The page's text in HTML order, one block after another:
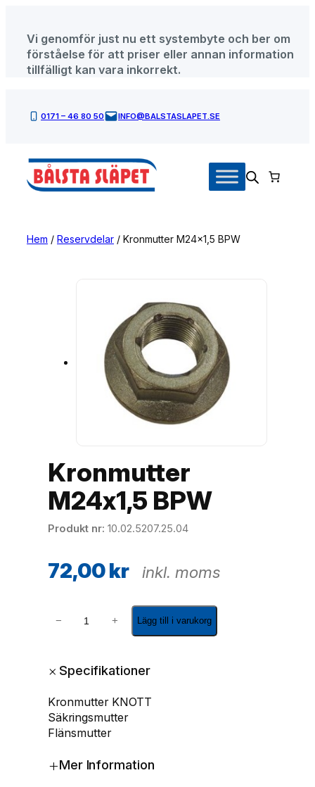
innehåll
Vi genomför just nu ett systembyte och ber om
förståelse för att priser eller annan information
tillfälligt kan vara inkorrekt.
0171 – 46 80 50 INFO@BALSTASLAPET.SE
Hem / Reservdelar / Kronmutter M24x1,5 BPW
Kronmutter
M24x1,5 BPW
Produkt nr 10.02.5207.25.04
72,00kr inkl. moms
m
t
t
e
M
− + Lägg till i varukorg
+Specifikationer
Kronmutter KNOTT
Säkringsmutter
Flänsmutter
+Mer Information